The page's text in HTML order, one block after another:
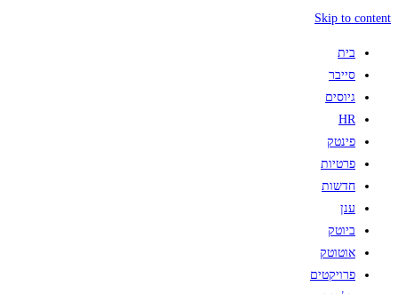
Skip to content
בית
סייבר
גיוסים
HR
פינטק
פרטיות
חדשות
ענן
ביוטק
אוטוטק
פרויקטים